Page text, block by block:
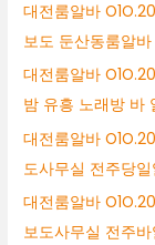
대전룸알바
보도 둔산동룸알바
대전룸알바
밤 유흥 노래방 바
대전룸알바
도사무실 전주당
대전룸알바
보도사무실 전주